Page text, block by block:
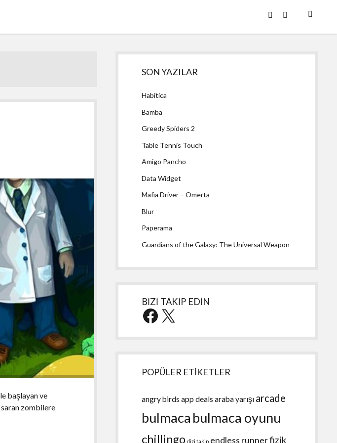
twitterfacebook
başlayan ve
saran zombilere
Yan
Menü
SON YAZILAR
Habitica
Bamba
Greedy Spiders 2
Table Tennis Touch
Amigo Pancho
Data Widget
Mafia Driver – Omerta
Blur
Paperama
Guardians of the Galaxy: The Universal Weapon
BİZİ TAKİP EDİN
Facebook
X
POPÜLER ETİKETLER
angry birds app deals araba yarışı arcade
bulmaca bulmaca oyunu
chillingo dizi takip endless runnerfizik